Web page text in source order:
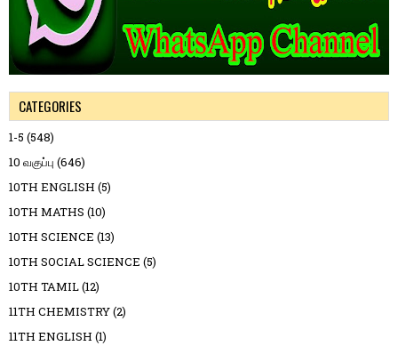
CATEGORIES
1-5 (548)
10 வகுப்பு (646)
10TH ENGLISH (5)
10TH MATHS (10)
10TH SCIENCE (13)
10TH SOCIAL SCIENCE (5)
10TH TAMIL(12)
11TH CHEMISTRY(2)
11TH ENGLISH (1)